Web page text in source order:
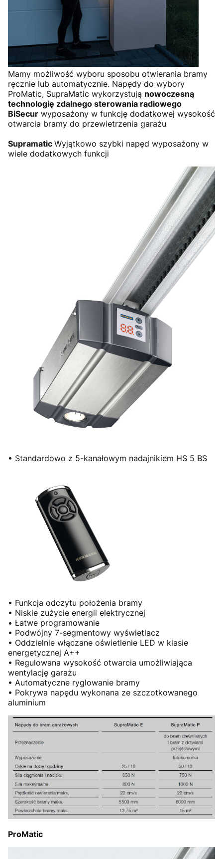
Mamy możliwość wyboru sposobu otwierania bramy
ręcznie lub automatycznie. Napędy do wybory
ProMatic, SupraMatic wykorzystują nowoczesną
technologię zdalnego sterowania radiowego
BiSecur wyposażony w funkcję dodatkowej wysokość
otwarcia bramy do przewietrzenia garażu
Supramatic Wyjątkowo szybki napęd wyposażony w
wiele dodatkowych funkcji
• Standardowo z 5-kanałowym nadajnikiem HS 5 BS
• Funkcja odczytu położenia bramy
• Niskie zużycie energii elektrycznej
• Łatwe programowanie
• Podwójny 7-segmentowy wyświetlacz
• Oddzielnie włączane oświetlenie LED w klasie
energetycznej A++
• Regulowana wysokość otwarcia umożliwiająca
wentylację garażu
• Automatyczne ryglowanie bramy
• Pokrywa napędu wykonana ze szczotkowanego
aluminium
ProMatic